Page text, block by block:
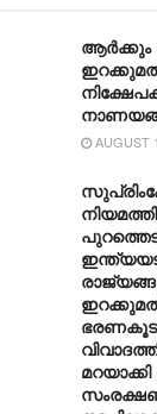
ആർക്കും
AUGUST